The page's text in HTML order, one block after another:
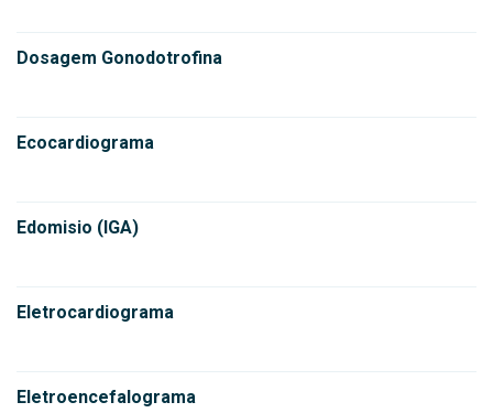
Dosagem Gonodotrofina
Ecocardiograma
Edomisio (IGA)
Eletrocardiograma
Eletroencefalograma